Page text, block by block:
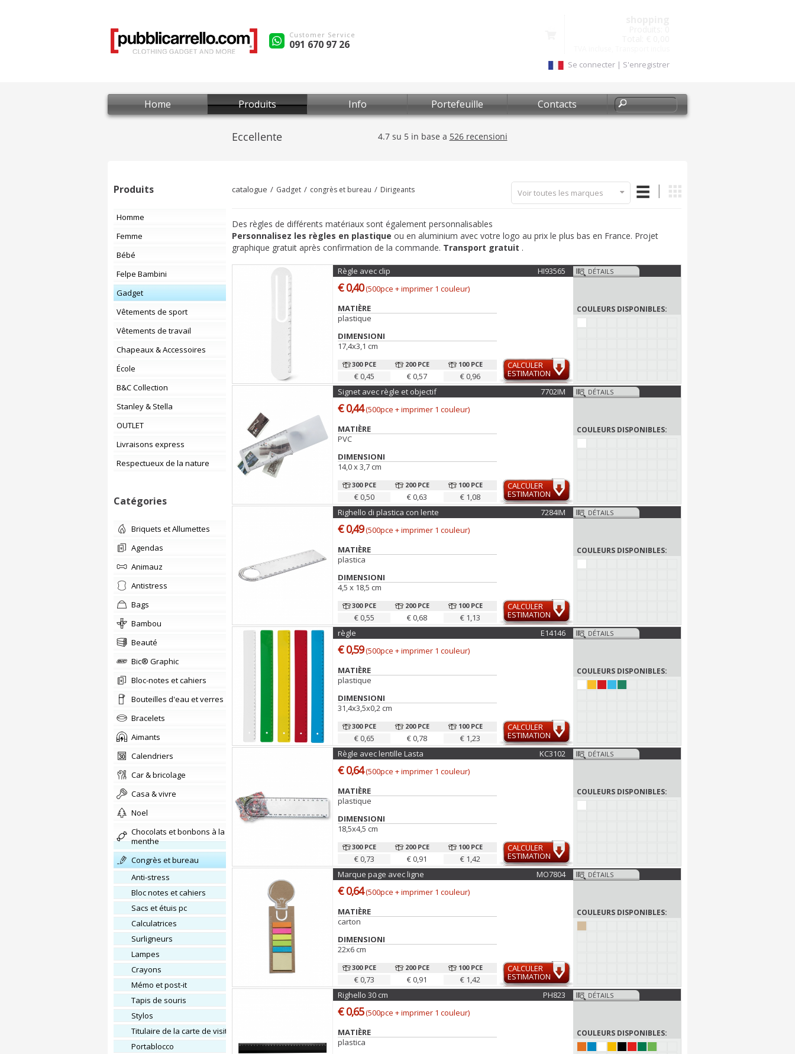
Customer Service
091 670 97 26
Se connecter | S'enregistrer
Home Produits Info Portefeuille Contacts
Produits
Homme
Femme
Bébé
Felpe Bambini
Gadget
Vêtements de sport
Vêtements de travail
Chapeaux & Accessoires
École
B&C Collection
Stanley & Stella
OUTLET
Livraisons express
Respectueux de la nature
Catégories
Briquets et Allumettes
Agendas
Animauz
Antistress
Bags
Bambou
Beauté
Bic® Graphic
Bloc-notes et cahiers
Bouteilles d'eau et verres
Bracelets
Aimants
Calendriers
car & bricolage
casa & vivre
Noel
chocolats et bonbons à la
menthe
congrès et bureau
Anti-stress
Bloc notes et cahiers
Sacs et étuis pc
Calculatrices
Surligneurs
Lampes
Crayons
Mémo et post-it
Tapis de souris
Stylos
Titulaire de la carte de visite
Portablocco
catalogue Gadget congrès et bureau Dirigeants Voir toutes les marques
Des règles de différents matériaux sont également personnalisables
Personnalisez les règles en plastique ou en aluminium avec votre logo au prix le plus bas en France. Projet
graphique gratuit après confirmation de la commande. Transport gratuit .
Règle avec clip HI93565
€ 0,40(500pce + imprimer 1 couleur)
MATIÈRE
plastique
DIMENSIONI
17,4x3,1 cm
300 PCE
€ 0,45
200 PCE
€ 0,57
100 PCE
€ 0,96
CALCULER
ESTIMATION
DÉTAILS
COULEURS DISPONIBLES:
Signet avec règle et objectif 7702IM
€ 0,44(500pce + imprimer 1 couleur)
MATIÈRE
PVC
DIMENSIONI
14,0 x 3,7 cm
300 PCE
€ 0,50
200 PCE
€ 0,63
100 PCE
€ 1,08
CALCULER
ESTIMATION
DÉTAILS
COULEURS DISPONIBLES:
Righello di plastica con lente 7284IM
€ 0,49(500pce + imprimer 1 couleur)
MATIÈRE
plastica
DIMENSIONI
4,5 x 18,5 cm
300 PCE
€ 0,55
200 PCE
€ 0,68
100 PCE
€ 1,13
CALCULER
ESTIMATION
DÉTAILS
COULEURS DISPONIBLES:
règle E14146
€ 0,59(500pce + imprimer 1 couleur)
MATIÈRE
plastique
DIMENSIONI
31,4x3,5x0,2 cm
300 PCE
€ 0,65
200 PCE
€ 0,78
100 PCE
€ 1,23
CALCULER
ESTIMATION
DÉTAILS
COULEURS DISPONIBLES:
Règle avec lentille Lasta KC3102
€ 0,64(500pce + imprimer 1 couleur)
MATIÈRE
plastique
DIMENSIONI
18,5x4,5 cm
300 PCE
€ 0,73
200 PCE
€ 0,91
100 PCE
€ 1,42
CALCULER
ESTIMATION
DÉTAILS
COULEURS DISPONIBLES:
Marque page avec ligne MO7804
€ 0,64(500pce + imprimer 1 couleur)
MATIÈRE
carton
DIMENSIONI
22x6 cm
300 PCE
€ 0,73
200 PCE
€ 0,91
100 PCE
€ 1,42
CALCULER
ESTIMATION
DÉTAILS
COULEURS DISPONIBLES:
Righello 30 cm PH823
€ 0,65(500pce + imprimer 1 couleur)
MATIÈRE
plastica
DÉTAILS
COULEURS DISPONIBLES: